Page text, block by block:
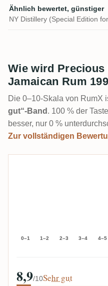
Ähnlich bewertet, günstiger
NY Distillery (Special Edition
Wie wird
Jamaican Rum
Die 0–10-Skala von RumX
gut“-Band . 100 % der
besser, nur 0 %
Zur vollständigen
0–1 1–2 2–3 3–4 4–5
8,9/10Sehr gut